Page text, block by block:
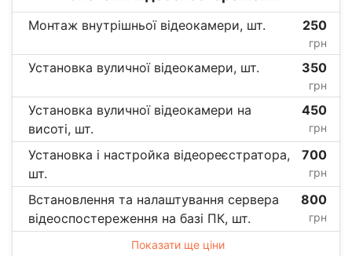
Монтаж внутрішньої відеокамери, шт. 250
грн
Установка вуличної відеокамери, шт. 350
грн
Установка вуличної відеокамери на
висоті, шт.
450
грн
Установка і настройка відеореєстратора,
шт.
700
грн
Встановлення та налаштування сервера
відеоспостереження на базі ПК, шт.
800
грн
Показати ще ціни